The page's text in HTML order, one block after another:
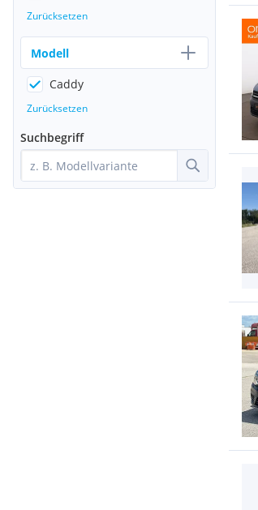
Zurücksetzen
Modell
Caddy
Zurücksetzen
Suchbegriff